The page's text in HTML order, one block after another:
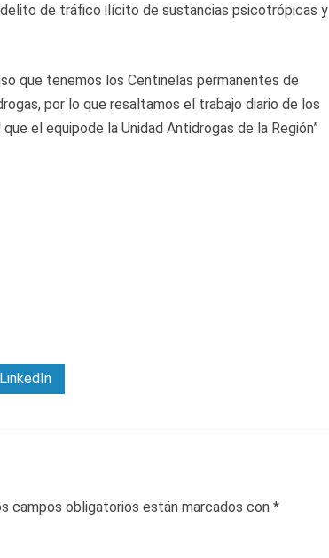
de tráfico ilícito de sustancias psicotrópicas y
que tenemos los Centinelas permanentes de
, por lo que resaltamos el trabajo diario de los
que el equipode la Unidad Antidrogas de la Región”
LinkedIn
campos obligatorios están marcados con *